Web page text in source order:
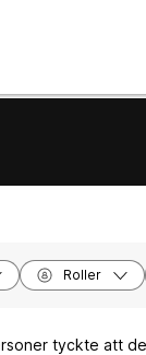
Roller
tyckte att